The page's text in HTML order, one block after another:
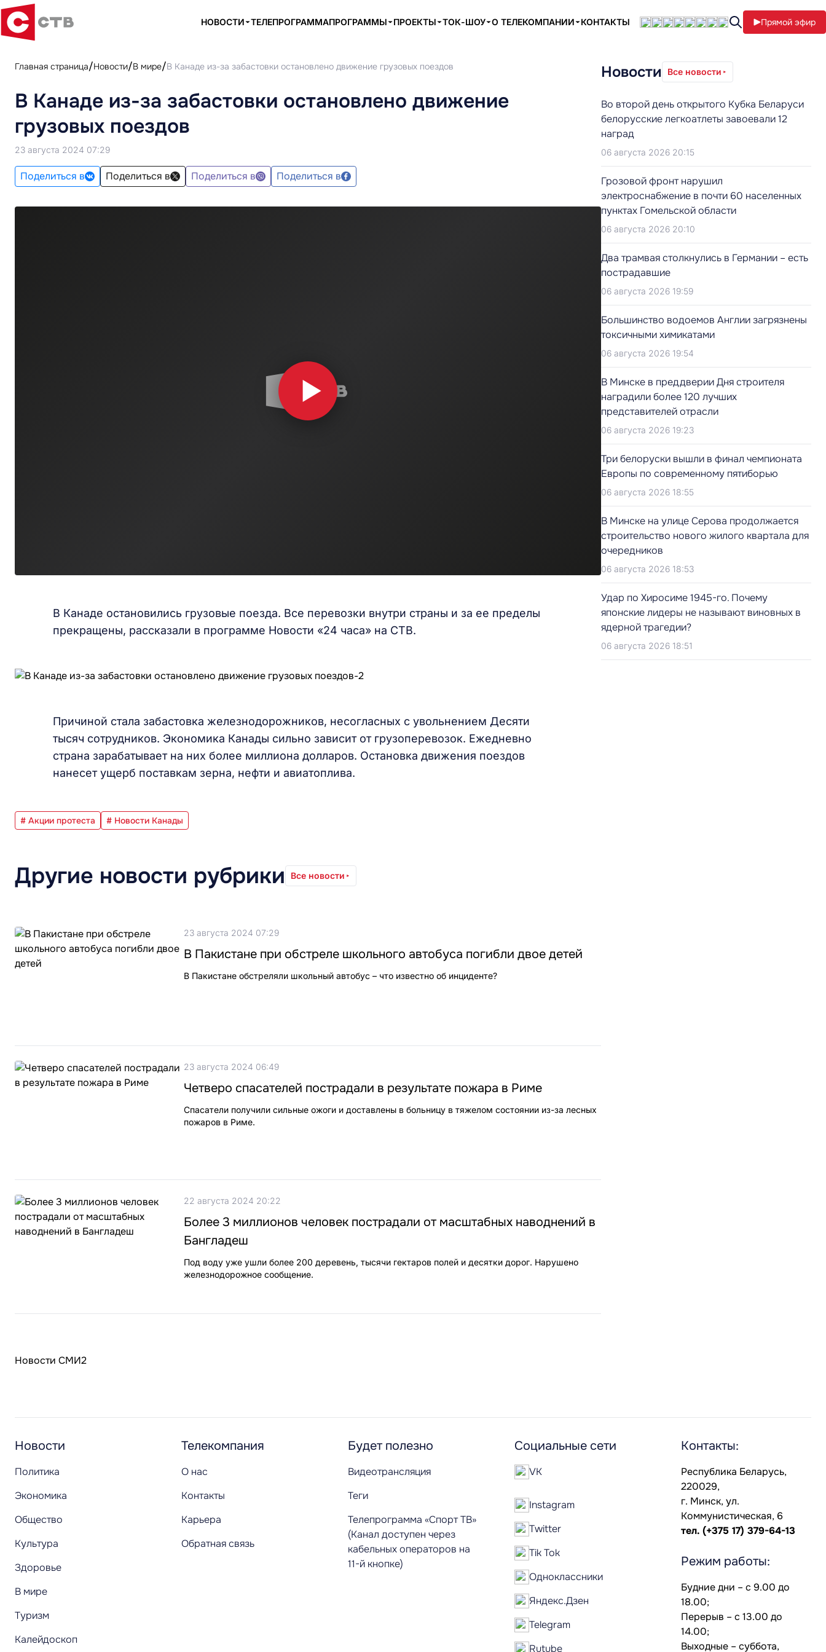
НОВОСТИ ТЕЛЕПРОГРАММАПРОГРАММЫ ПРОЕКТЫ ТОК-ШОУ О ТЕЛЕКОМПАНИИ КОНТАКТЫ Прямой эфир
Главная страница Новости В мире В Канаде из-за забастовки остановлено движение грузовых поездов
В Канаде из-за забастовки остановлено движение
грузовых поездов
23 августа 2024 07:29
Поделиться в Поделиться в Поделиться в Поделиться в
В Канаде остановились грузовые поезда. Все перевозки внутри страны и за ее пределы
прекращены, рассказали в программе Новости «24 часа» на СТВ.
Причиной стала забастовка железнодорожников, несогласных с увольнением Десяти
тысяч сотрудников. Экономика Канады сильно зависит от грузоперевозок. Ежедневно
страна зарабатывает на них более миллиона долларов. Остановка движения поездов
нанесет ущерб поставкам зерна, нефти и авиатоплива.
# Акции протеста # Новости Канады
Другие новости рубрики Все новости
23 августа 2024 07:29
В Пакистане при обстреле школьного автобуса погибли двое детей
В Пакистане обстреляли школьный автобус – что известно об инциденте?
23 августа 2024 06:49
Четверо спасателей пострадали в результате пожара в Риме
Спасатели получили сильные ожоги и доставлены в больницу в тяжелом состоянии из-за лесных
пожаров в Риме.
22 августа 2024 20:22
Более 3 миллионов человек пострадали от масштабных наводнений в
Бангладеш
Под воду уже ушли более 200 деревень, тысячи гектаров полей и десятки дорог. Нарушено
железнодорожное сообщение.
Новости СМИ2
Новости Все новости
Во второй день открытого Кубка Беларуси
белорусские легкоатлеты завоевали 12
наград
06 августа 2026 20:15
Грозовой фронт нарушил
электроснабжение в почти 60 населенных
пунктах Гомельской области
06 августа 2026 20:10
Два трамвая столкнулись в Германии – есть
пострадавшие
06 августа 2026 19:59
Большинство водоемов Англии загрязнены
токсичными химикатами
06 августа 2026 19:54
В Минске в преддверии Дня строителя
наградили более 120 лучших
представителей отрасли
06 августа 2026 19:23
Три белоруски вышли в финал чемпионата
Европы по современному пятиборью
06 августа 2026 18:55
В Минске на улице Серова продолжается
строительство нового жилого квартала для
очередников
06 августа 2026 18:53
Удар по Хиросиме 1945-го. Почему
японские лидеры не называют виновных в
ядерной трагедии?
06 августа 2026 18:51
Новости
Политика
Экономика
Общество
Культура
Здоровье
В мире
Туризм
Калейдоскоп
Телекомпания
О нас
Контакты
Карьера
Обратная связь
Будет полезно
Видеотрансляция
Теги
Телепрограмма «Спорт ТВ»
(Канал доступен через
кабельных операторов на
11-й кнопке)
Социальные сети
VK
Instagram
Twitter
Tik Tok
Одноклассники
Яндекс.Дзен
Telegram
Rutube
Контакты:
Республика Беларусь,
220029,
г. Минск, ул.
Коммунистическая, 6
тел. (+375 17) 379-64-13
Режим работы:
Будние дни – с 9.00 до
18.00;
Перерыв – с 13.00 до
14.00;
Выходные – суббота,